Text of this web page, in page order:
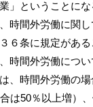
」ということにな
時間外労働に関
６条に規定がある
時間外労働につ
、時間外労働の場
は50％以上増）